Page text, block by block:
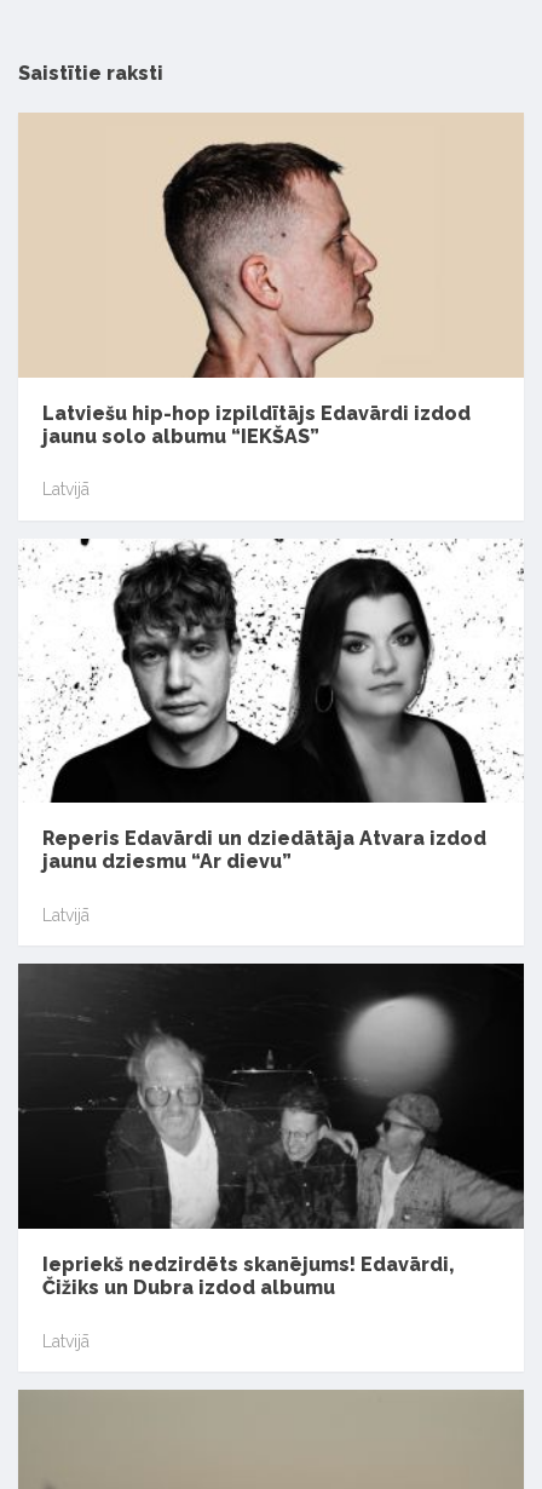
Saistītie raksti
Latviešu hip-hop izpildītājs Edavārdi izdod
jaunu solo albumu “IEKŠAS”
Latvijā
Reperis Edavārdi un dziedātāja Atvara izdod
jaunu dziesmu “Ar dievu”
Latvijā
Iepriekš nedzirdēts skanējums! Edavārdi,
Čižiks un Dubra izdod albumu
Latvijā